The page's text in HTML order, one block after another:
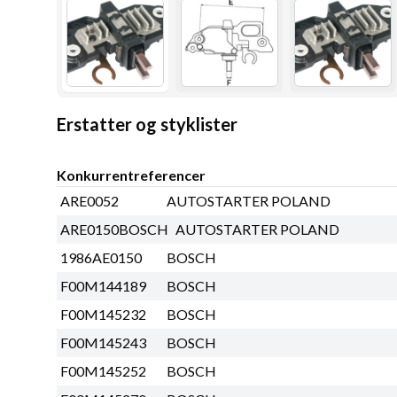
Erstatter og styklister
Konkurrentreferencer
ARE0052
AUTOSTARTER POLAND
ARE0150BOSCH AUTOSTARTER POLAND
1986AE0150
BOSCH
F00M144189
BOSCH
F00M145232
BOSCH
F00M145243
BOSCH
F00M145252
BOSCH